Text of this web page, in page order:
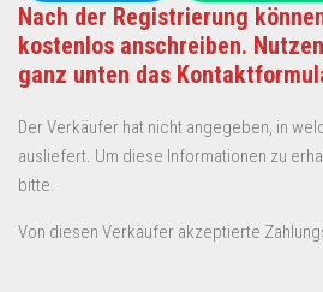
Nach der Registrierung
kostenlos anschreiben.
ganz unten das
Der Verkäufer hat nicht angegeben, in
ausliefert. Um diese Informationen zu
bitte.
Von diesen Verkäufer akzeptierte